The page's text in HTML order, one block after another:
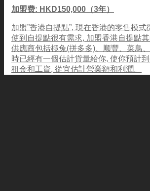
加盟费: HKD150,000（3年）
加盟”香港自提點”, 現在香港的零售模
使到自提點很有需求, 加盟香港自提點
供應商包括極兔(拼多多)、顺豐、菜鳥
時已經有一個估計貨量給你, 使你預計
租金和工資, 從宜估計營業額和利潤。